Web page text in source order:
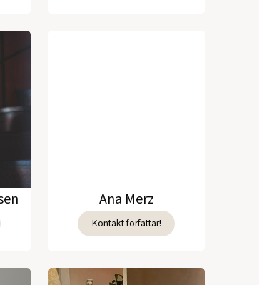
Ana Merz
Kontakt forfattar!